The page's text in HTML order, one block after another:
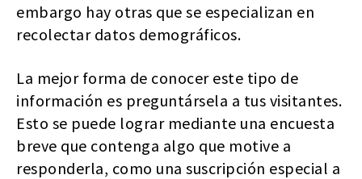
embargo hay otras que se especializan en
recolectar datos demográficos.
La mejor forma de conocer este tipo de
información es preguntársela a tus visitantes.
Esto se puede lograr mediante una encuesta
breve que contenga algo que motive a
responderla, como una suscripción especial a